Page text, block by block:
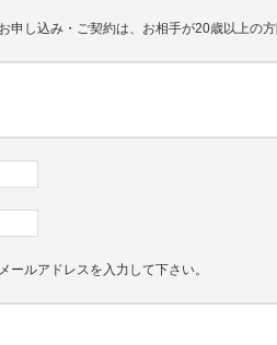
申し込み・ご契約は、お相手が20歳以上の
ルアドレスを入力して下さい。